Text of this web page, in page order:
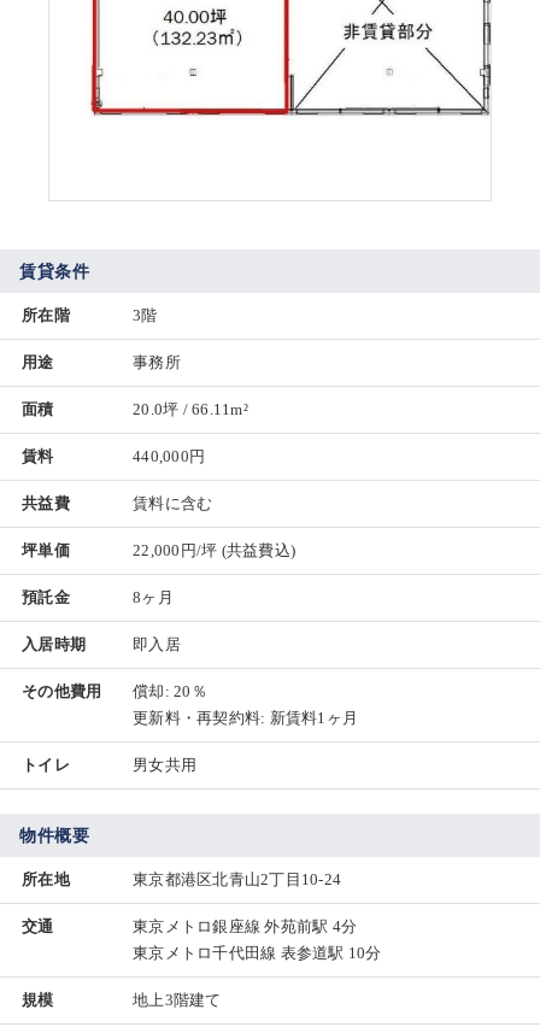
賃貸条件
所在階 3階
用途 事務所
面積 20.0坪 / 66.11m²
賃料 440,000円
共益費 賃料に含む
坪単価 22,000円/坪 (共益費込)
預託金 8ヶ月
入居時期 即入居
その他費用
償却: 20％
更新料・再契約料: 新賃料1ヶ月
トイレ 男女共用
物件概要
所在地 東京都港区北青山2丁目10-24
交通
東京メトロ銀座線 外苑前駅 4分
東京メトロ千代田線 表参道駅 10分
規模 地上3階建て